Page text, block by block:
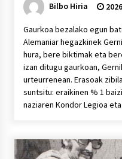
Bilbo Hiria
Gaurkoa bezalako egun
Alemaniar hegazkinek
hura, bere biktimak eta
izan ditugu gaurkoan,
urteurrenean. Erasoak
suntsitu: eraikinen % 1
naziaren Kondor Legioa